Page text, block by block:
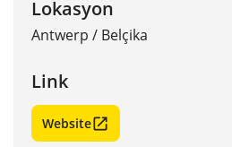
Lokasyon
Antwerp / Belçika
Link
Website